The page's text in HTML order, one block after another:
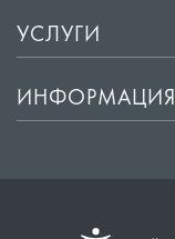
УСЛУГИ
ИНФОРМАЦИЯ